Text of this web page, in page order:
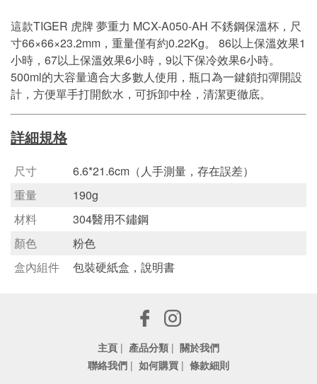
這款TIGER 虎牌 夢重力 MCX-A050-AH 不銹鋼保溫杯，尺
寸66×66×23.2mm，重量僅有約0.22Kg。 86以上保溫效果1
小時，67以上保溫效果6小時，9以下保冷效果6小時。
500ml的大容量適合大多數人使用，瓶口為一鍵鎖扣彈開設
計，方便單手打開飲水，可拆卸中栓，清潔更徹底。
詳細規格
尺寸
6.6*21.6cm（人手測量，存在誤差）
重量
190g
材料
304醫用不鏽鋼
顏色
粉色
盒內組件
包裝硬紙盒，說明書
主頁 | 產品分類 | 關於我們
聯絡我們 | 如何購買 | 條款細則